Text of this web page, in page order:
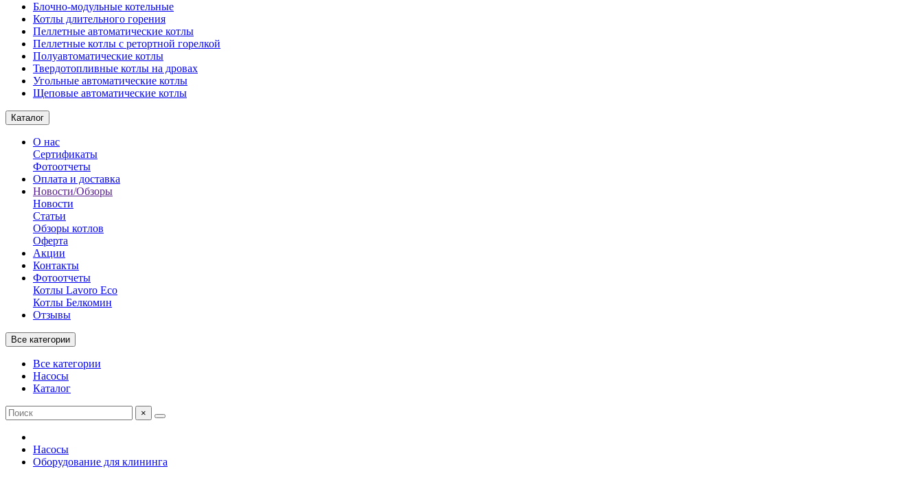
Блочно-модульные котельные
Котлы длительного горения
Пеллетные автоматические котлы
Пеллетные котлы с ретортной горелкой
Полуавтоматические котлы
Твердотопливные котлы на дровах
Угольные автоматические котлы
Щеповые автоматические котлы
Каталог
О нас
Сертификаты
Фотоотчеты
Оплата и доставка
Новости/Обзоры
Новости
Статьи
Обзоры котлов
Оферта
Акции
Контакты
Фотоотчеты
Котлы Lavoro Eco
Котлы Белкомин
Отзывы
Все категории
Все категории
Насосы
Каталог
×
Насосы
Оборудование для клининга